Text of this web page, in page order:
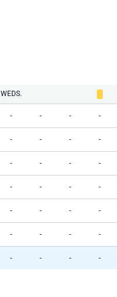
WEDS.
- - - -
- - - -
- - - -
- - - -
- - - -
- - - -
- - - -